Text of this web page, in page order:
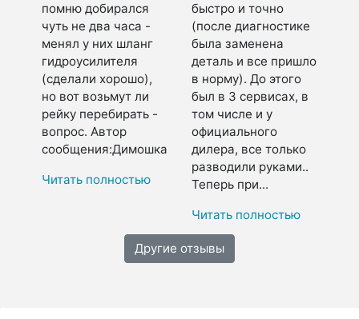
помню добирался
чуть не два часа -
менял у них шланг
гидроусилителя
(сделали хорошо),
но вот возьмут ли
рейку перебирать -
вопрос. Автор
сообщения:Димошка
Читать полностью
быстро и точно
(после диагностике
была заменена
деталь и все пришло
в норму). До этого
был в 3 сервисах, в
том числе и у
официального
дилера, все только
разводили руками..
Теперь при...
Читать полностью
Другие отзывы